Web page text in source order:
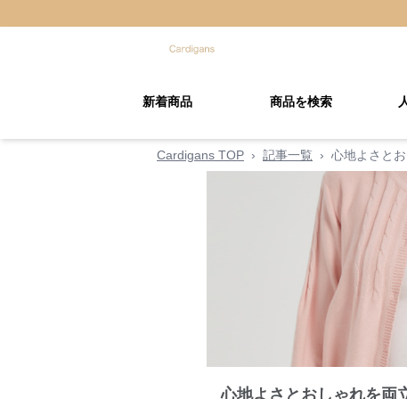
新着商品 商品を検索
Cardigans TOP › 記事一覧 › 心地よさと
心地よさとおしゃれを両